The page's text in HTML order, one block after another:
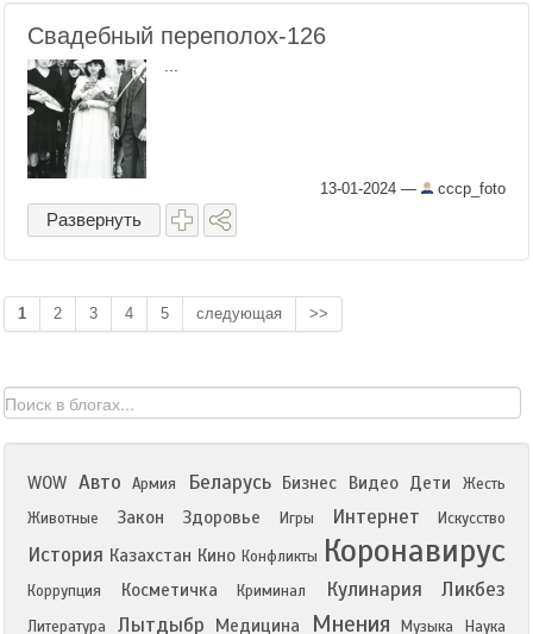
Свадебный переполох-126
13-01-2024 — cccp_foto
Развернуть
1 2 3 4 5 следующая >>
WOW Авто Армия Беларусь Бизнес Видео Дети
Жесть
Животные
Закон Здоровье Игры Интернет Искусство
История Казахстан Кино Конфликты Коронавирус
Коррупция Косметичка Криминал Кулинария Ликбез
Литература Лытдыбр Медицина Мнения Музыка Наука